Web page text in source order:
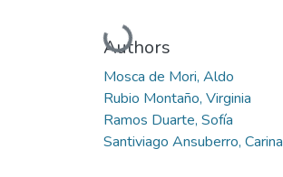
Cargando...
Authors
Mosca de Mori, Aldo
Rubio Montaño, Virginia
Ramos Duarte, Sofía
Santiviago Ansuberro, Carina